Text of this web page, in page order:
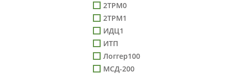
2ТРМ0
2ТРМ1
ИДЦ1
ИТП
Логгер100
МСД-200